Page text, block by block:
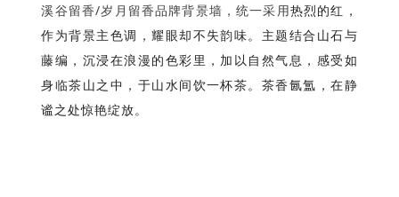
溪谷留香/岁月留香品牌背景墙，统一采用热烈的红，
作为背景主色调，耀眼却不失韵味。主题结合山石与
藤编，沉浸在浪漫的色彩里，加以自然气息，感受如
身临茶山之中，于山水间饮一杯茶。茶香氤氲，在静
谧之处惊艳绽放。